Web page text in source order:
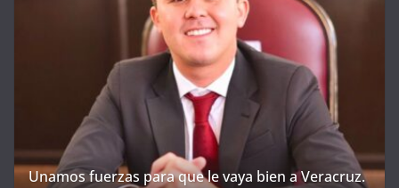
Unamos fuerzas para que le vaya bien a Veracruz.